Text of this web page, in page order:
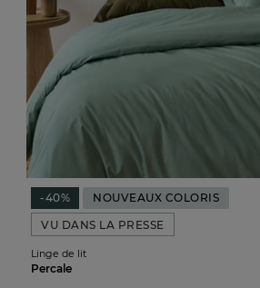
-40%
NOUVEAUX COLORIS
VU DANS LA PRESSE
Linge de lit
Percale